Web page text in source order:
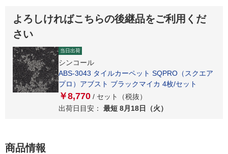
よろしければこちらの後継品をご利用くだ
さい
当日出荷
シンコール
ABS-3043 タイルカーペット SQPRO（スクエア
プロ）アブスト ブラックマイカ 4枚/セット
￥8,770 / セット（税抜）
出荷日目安：
最短 8月18日（火）
商品情報